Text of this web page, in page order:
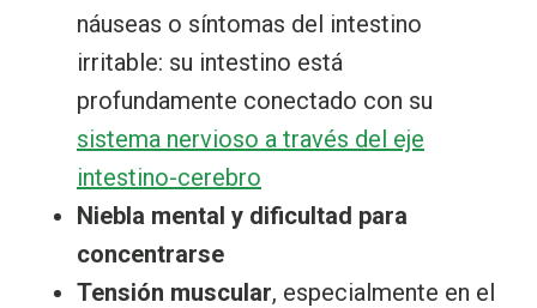
náuseas o síntomas del intestino
irritable: su intestino está
profundamente conectado con su
sistema nervioso a través del eje
intestino-cerebro
Niebla mental y dificultad para
concentrarse
Tensión muscular, especialmente en el